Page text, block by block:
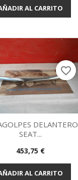
AL CARRITO
Vista rápida
DELANTERO
SEAT...
Precio
453,75 €
AL CARRITO
favorite_border